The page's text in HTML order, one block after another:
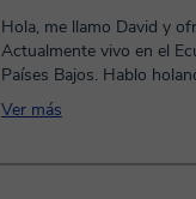
Hola, me llamo David y
Actualmente vivo en el
Países Bajos. Hablo
Ver más